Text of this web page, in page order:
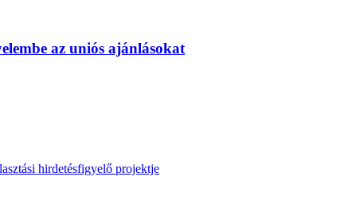
az uniós ajánlásokat
hirdetésfigyelő projektje